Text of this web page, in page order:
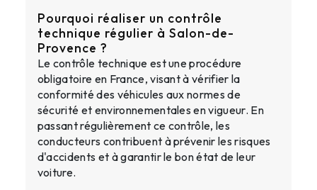
Pourquoi réaliser un contrôle
technique régulier à Salon-de-
Provence ?
Le contrôle technique est une procédure
obligatoire en France, visant à vérifier la
conformité des véhicules aux normes de
sécurité et environnementales en vigueur. En
passant régulièrement ce contrôle, les
conducteurs contribuent à prévenir les risques
d'accidents et à garantir le bon état de leur
voiture.